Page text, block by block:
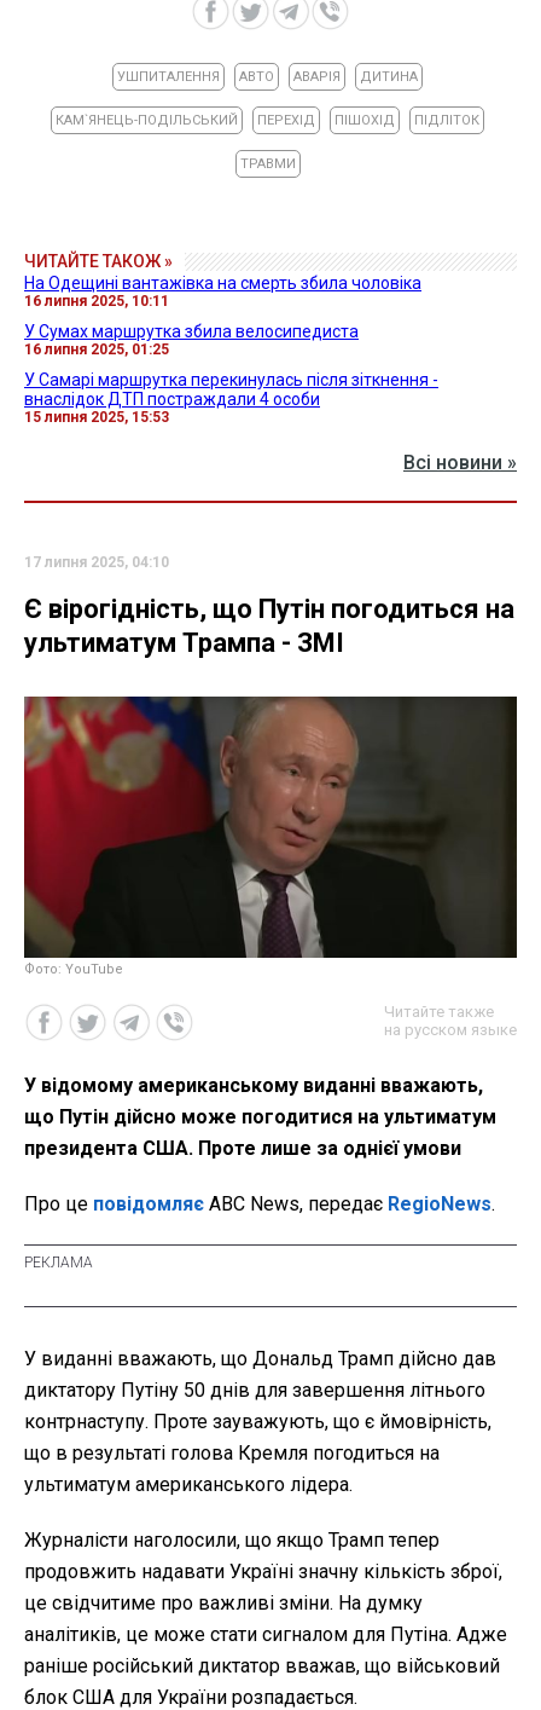
УШПИТАЛЕННЯ АВТО АВАРІЯ ДИТИНА
КАМ`ЯНЕЦЬ-ПОДІЛЬСЬКИЙ ПЕРЕХІД ПІШОХІД ПІДЛІТОК
ТРАВМИ
ЧИТАЙТЕ ТАКОЖ »
На Одещині вантажівка на смерть збила чоловіка
16 липня 2025, 10:11
У Сумах маршрутка збила велосипедиста
16 липня 2025, 01:25
У Самарі маршрутка перекинулась після зіткнення -
внаслідок ДТП постраждали 4 особи
15 липня 2025, 15:53
Всі новини »
17 липня 2025, 04:10
Є вірогідність, що Путін погодиться на
ультиматум Трампа - ЗМІ
Фото: YouTube
Читайте также
на русском языке
У відомому американському виданні вважають,
що Путін дійсно може погодитися на ультиматум
президента США. Проте лише за однієї умови
Про це повідомляє ABC News, передає RegioNews.
У виданні вважають, що Дональд Трамп дійсно дав
диктатору Путіну 50 днів для завершення літнього
контрнаступу. Проте зауважують, що є ймовірність,
що в результаті голова Кремля погодиться на
ультиматум американського лідера.
Журналісти наголосили, що якщо Трамп тепер
продовжить надавати Україні значну кількість зброї,
це свідчитиме про важливі зміни. На думку
аналітиків, це може стати сигналом для Путіна. Адже
раніше російський диктатор вважав, що військовий
блок США для України розпадається.